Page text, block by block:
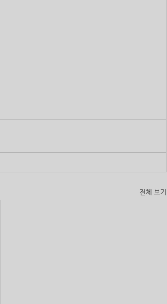
전체 보기